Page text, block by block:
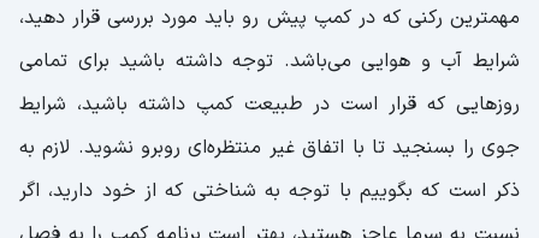
مهمترین رکنی که در کمپ پیش رو باید مورد بررسی قرار دهید،
شرایط آب و هوایی می‌باشد. توجه داشته باشید برای تمامی
روزهایی که قرار است در طبیعت کمپ داشته باشید، شرایط
جوی را بسنجید تا با اتفاق غیر منتظره‌ای روبرو نشوید. لازم به
ذکر است که بگوییم با توجه به شناختی که از خود دارید، اگر